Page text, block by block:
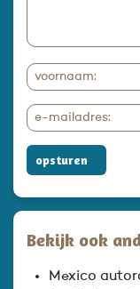
opsturen
Bekijk ook
Mexico